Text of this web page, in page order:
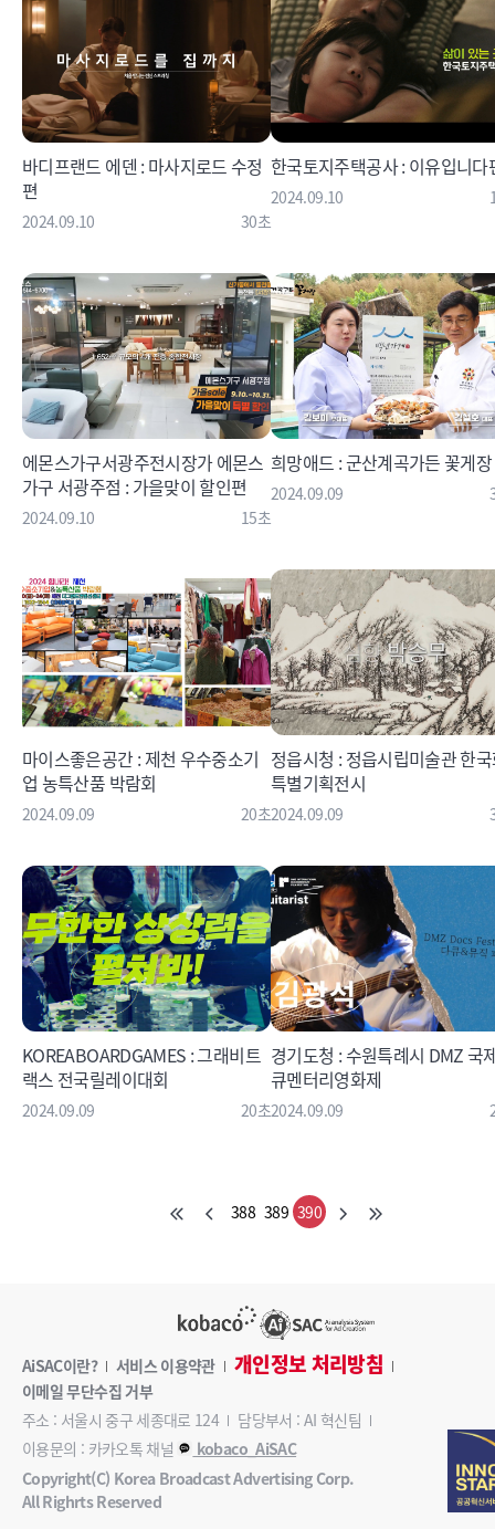
바디프랜드 에덴 : 마사지로드 수정
편
2024.09.10 30초
한국토지주택공사 : 이유입니다
2024.09.10
에몬스가구서광주전시장가 에몬스
가구 서광주점 : 가을맞이 할인편
2024.09.10 15초
희망애드 : 군산계곡가든 꽃게장
2024.09.09
마이스좋은공간 : 제천 우수중소기
업 농특산품 박람회
2024.09.09 20초
정읍시청 : 정읍시립미술관 한
특별기획전시
2024.09.09
KOREABOARDGAMES : 그래비트
랙스 전국릴레이대회
2024.09.09 20초
경기도청 : 수원특례시 DMZ 국
큐멘터리영화제
2024.09.09
388 389 390
AiSAC이란? 서비스 이용약관 개인정보 처리방침
이메일 무단수집 거부
주소 : 서울시 중구 세종대로 124
담당부서 : AI 혁신팀
이용문의 : 카카오톡 채널
kobaco_AiSAC
Copyright(C) Korea Broadcast Advertising Corp.
All Righrts Reserved